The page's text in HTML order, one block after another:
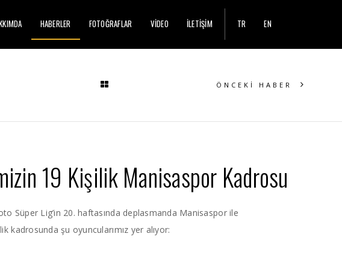
HABERLER FOTOĞRAFLAR VİDEO İLETİŞİM TR EN
ÖNCEKİ HABER
19 Kişilik Manisaspor Kadrosu
Süper Lig’in 20. haftasında deplasmanda Manisaspor ile
kadrosunda şu oyuncularımız yer alıyor: